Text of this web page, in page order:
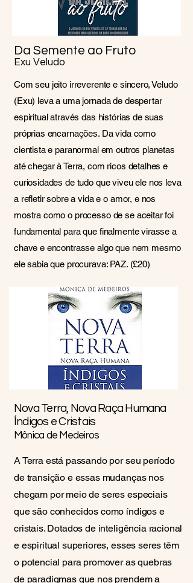
Da Semente ao Fruto
Exu Veludo
Com seu jeito irreverente e sincero, Veludo
(Exu) leva a uma jornada de despertar
espiritual através das histórias de suas
próprias encarnações. Da vida como
cientista e paranormal em outros planetas
até chegar à Terra, com ricos detalhes e
curiosidades de tudo que viveu ele nos leva
a refletir sobre a vida e o amor, e nos
mostra como o processo de se aceitar foi
fundamental para que finalmente virasse a
chave e encontrasse algo que nem mesmo
ele sabia que procurava: PAZ. (£20)
Nova Terra, Nova Raça Humana
Índigos e Cristais
Mônica de Medeiros
A Terra está passando por seu período
de transição e essas mudanças nos
chegam por meio de seres especiais
que são conhecidos como índigos e
cristais. Dotados de inteligência racional
e espiritual superiores, esses seres têm
o potencial para promover as quebras
de paradigmas que nos prendem a